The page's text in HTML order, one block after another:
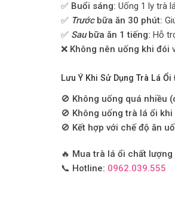
✅ Buổi sáng: Uống 1 ly trà
✅ Trước bữa ăn 30 phút:
✅ Saubữa ăn 1 tiếng: Hỗ
❌ Không nên uống khi đói
Lưu Ý Khi Sử Dụng Trà Lá Ổi
🚫 Không uống quá nhiều
🚫 Không uống trà lá ổi
🚫 Kết hợp với chế độ ăn
🔥 Mua trà lá ổi chất
📞 Hotline: 0962.039.555